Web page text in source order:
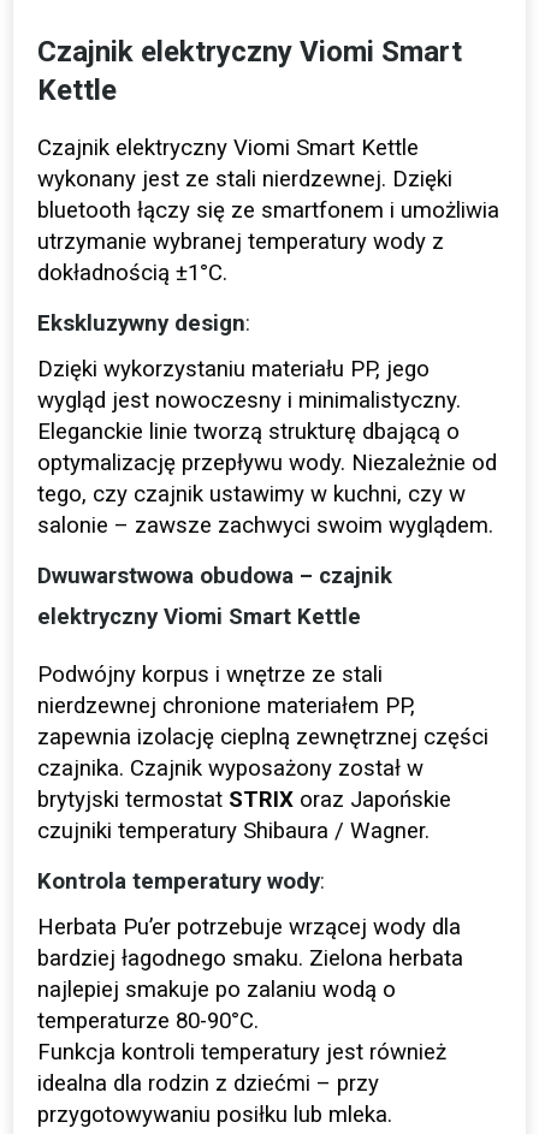
Czajnik elektryczny Viomi Smart
Kettle
Czajnik elektryczny Viomi Smart Kettle
wykonany jest ze stali nierdzewnej. Dzięki
bluetooth łączy się ze smartfonem i umożliwia
utrzymanie wybranej temperatury wody z
dokładnością ±1°C.
Ekskluzywny design:
Dzięki wykorzystaniu materiału PP, jego
wygląd jest nowoczesny i minimalistyczny.
Eleganckie linie tworzą strukturę dbającą o
optymalizację przepływu wody. Niezależnie od
tego, czy czajnik ustawimy w kuchni, czy w
salonie – zawsze zachwyci swoim wyglądem.
Dwuwarstwowa obudowa – czajnik
elektryczny Viomi Smart Kettle
Podwójny korpus i wnętrze ze stali
nierdzewnej chronione materiałem PP,
zapewnia izolację cieplną zewnętrznej części
czajnika. Czajnik wyposażony został w
brytyjski termostat STRIX oraz Japońskie
czujniki temperatury Shibaura / Wagner.
Kontrola temperatury wody:
Herbata Pu’er potrzebuje wrzącej wody dla
bardziej łagodnego smaku. Zielona herbata
najlepiej smakuje po zalaniu wodą o
temperaturze 80-90°C.
Funkcja kontroli temperatury jest również
idealna dla rodzin z dziećmi – przy
przygotowywaniu posiłku lub mleka.